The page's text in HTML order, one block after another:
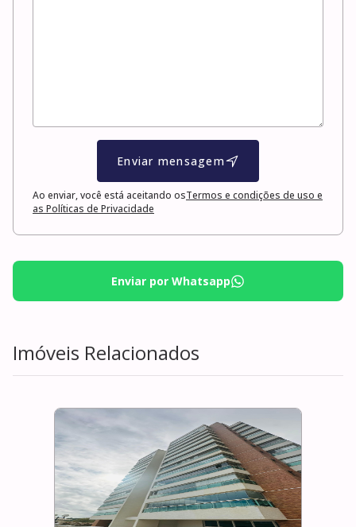
Enviar mensagem
Ao enviar, você está aceitando osTermos e condições de uso e
as Políticas de Privacidade
Enviar por Whatsapp
Imóveis Relacionados